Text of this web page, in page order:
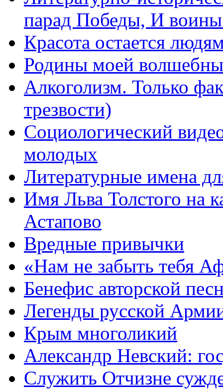
парад Победы, И
Красота остается
Родины моей
Алкоголизм. Только
трезвости)
Социологический
молодых
Литературные имена
Имя Льва Толстого на
Астапово
Вредные привычки
«Нам не забыть тебя
Бенефис авторской
Легенды русской
Крым многоликий
Александр Невский:
Служить Отчизне